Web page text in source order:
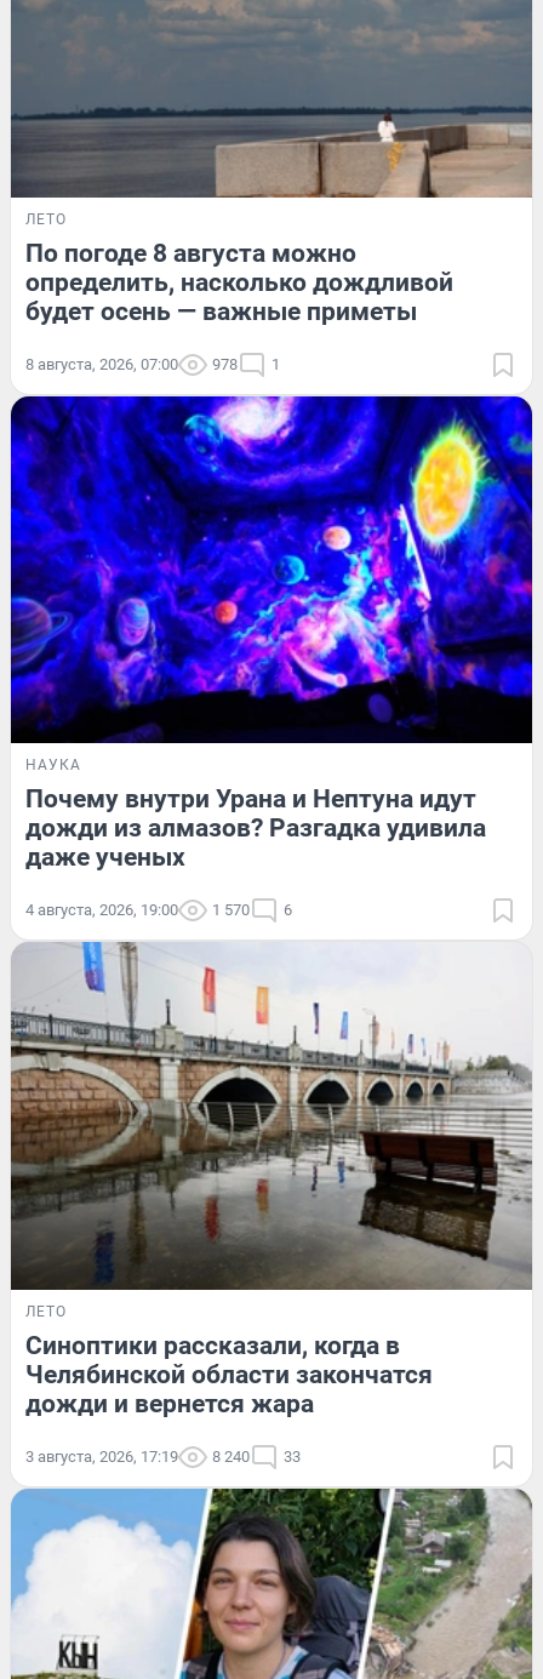
ЛЕТО
По погоде 8 августа можно
определить, насколько дождливой
будет осень — важные приметы
8 августа, 2026, 07:00 978 1
НАУКА
Почему внутри Урана и Нептуна идут
дожди из алмазов? Разгадка удивила
даже ученых
4 августа, 2026, 19:00 1 570 6
ЛЕТО
Синоптики рассказали, когда в
Челябинской области закончатся
дожди и вернется жара
3 августа, 2026, 17:19 8 240 33